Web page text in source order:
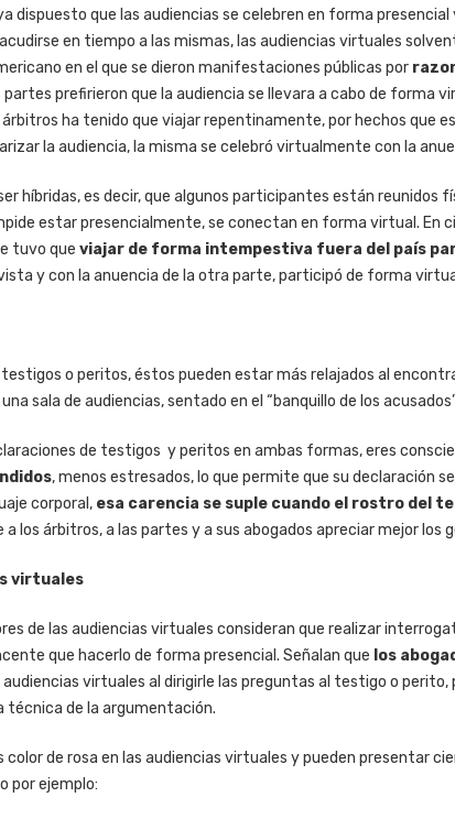
dispuesto que las audiencias se celebren en forma
en tiempo a las mismas, las audiencias virtuales
en el que se dieron manifestaciones públicas por
partes prefirieron que la audiencia se llevara a cabo de forma
árbitros ha tenido que viajar repentinamente, por hechos que
la audiencia, la misma se celebró virtualmente con la
híbridas, es decir, que algunos participantes están reunidos
estar presencialmente, se conectan en forma virtual. En
tuvo que viajar de forma intempestiva fuera del país
y con la anuencia de la otra parte, participó de forma
testigos o peritos, éstos pueden estar más relajados al
sala de audiencias, sentado en el “banquillo de los
de testigos y peritos en ambas formas, eres
, menos estresados, lo que permite que su declaración
corporal, esa carencia se suple cuando el rostro del
a los árbitros, a las partes y a sus abogados apreciar mejor los
virtuales
de las audiencias virtuales consideran que realizar
que hacerlo de forma presencial. Señalan que los
audiencias virtuales al dirigirle las preguntas al testigo o
técnica de la argumentación.
color de rosa en las audiencias virtuales y pueden presentar
por ejemplo: